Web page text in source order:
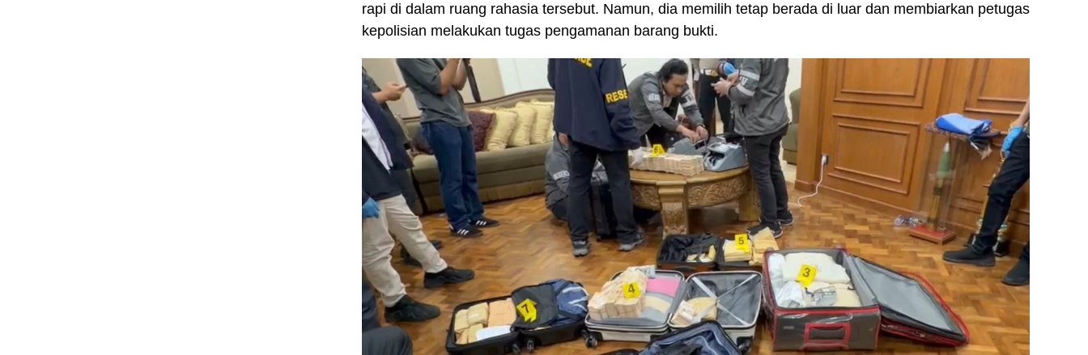
rapi di dalam ruang rahasia tersebut. Namun, dia memilih tetap berada di luar dan membiarkan petugas
kepolisian melakukan tugas pengamanan barang bukti.